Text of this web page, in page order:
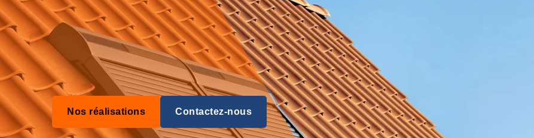
Nos réalisations Contactez-nous